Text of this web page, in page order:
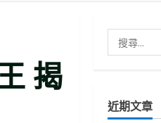
揭
尋
字:
近期文章